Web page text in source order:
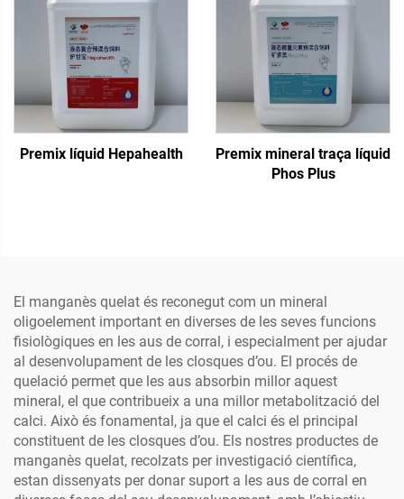
Premix líquid Hepahealth
Premix mineral traça líquid
Phos Plus
El manganès quelat és reconegut com un mineral
oligoelement important en diverses de les seves funcions
fisiològiques en les aus de corral, i especialment per ajudar
al desenvolupament de les closques d’ou. El procés de
quelació permet que les aus absorbin millor aquest
mineral, el que contribueix a una millor metabolització del
calci. Això és fonamental, ja que el calci és el principal
constituent de les closques d’ou. Els nostres productes de
manganès quelat, recolzats per investigació científica,
estan dissenyats per donar suport a les aus de corral en